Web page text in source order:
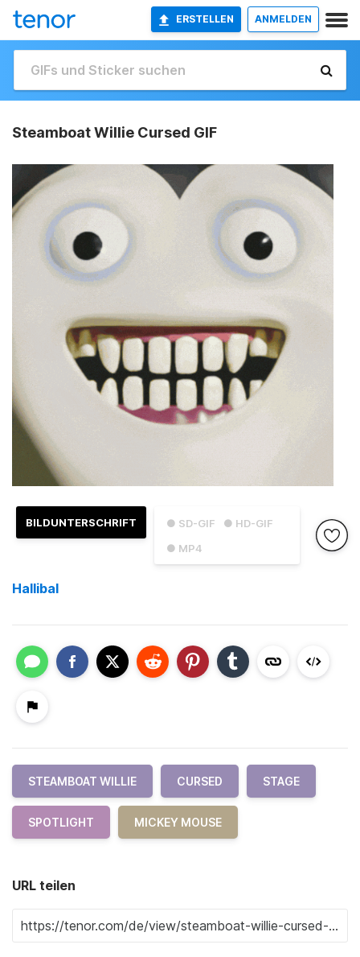
ERSTELLEN ANMELDEN
Steamboat Willie Cursed GIF
● SD-GIF
● HD-GIF
● MP4
BILDUNTERSCHRIFT
Hallibal
STEAMBOAT WILLIE CURSED STAGE
SPOTLIGHT MICKEY MOUSE
URL teilen